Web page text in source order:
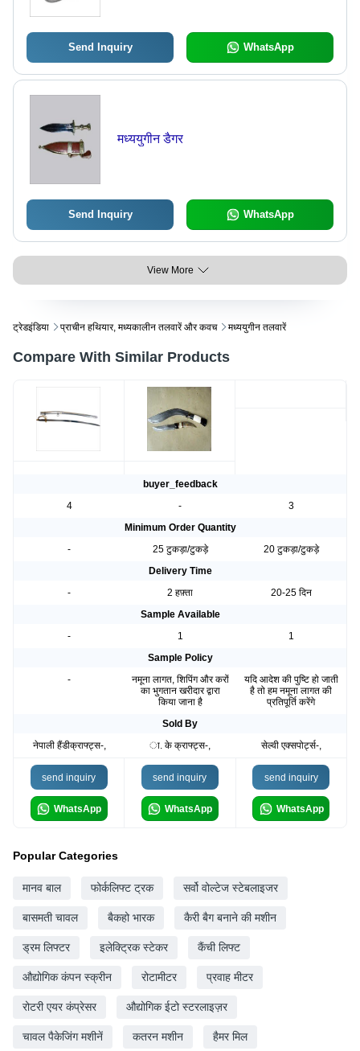
Send Inquiry WhatsApp
मध्ययुगीन डैगर
Send Inquiry WhatsApp
View More
ट्रेडइंडिया प्राचीन हथियार, मध्यकालीन तलवारें और कवच मध्ययुगीन तलवारें
Compare With Similar Products
buyer_feedback
4
-
3
Minimum Order Quantity
-
25 टुकड़ा/टुकड़े
20 टुकड़ा/टुकड़े
Delivery Time
-
2 हफ़्ता
20-25 दिन
Sample Available
-
1
1
Sample Policy
-
नमूना लागत, शिपिंग और करों
का भुगतान खरीदार द्वारा
किया जाना है
यदि आदेश की पुष्टि हो जाती
है तो हम नमूना लागत की
प्रतिपूर्ति करेंगे
Sold By
नेपाली हैंडीक्राफ्ट्स-,
ा. के क्राफ्ट्स-, सेल्वी एक्सपोर्ट्स-,
send inquiry
WhatsApp
send inquiry
WhatsApp
send inquiry
WhatsApp
Popular Categories
मानव बाल फोर्कलिफ्ट ट्रक सर्वो वोल्टेज स्टेबलाइजर
बासमती चावल बैकहो भारक कैरी बैग बनाने की मशीन
ड्रम लिफ्टर इलेक्ट्रिक स्टेकर कैंची लिफ्ट
औद्योगिक कंपन स्क्रीन रोटामीटर प्रवाह मीटर
रोटरी एयर कंप्रेसर औद्योगिक ईटो स्टरलाइज़र
चावल पैकेजिंग मशीनें कतरन मशीन हैमर मिल